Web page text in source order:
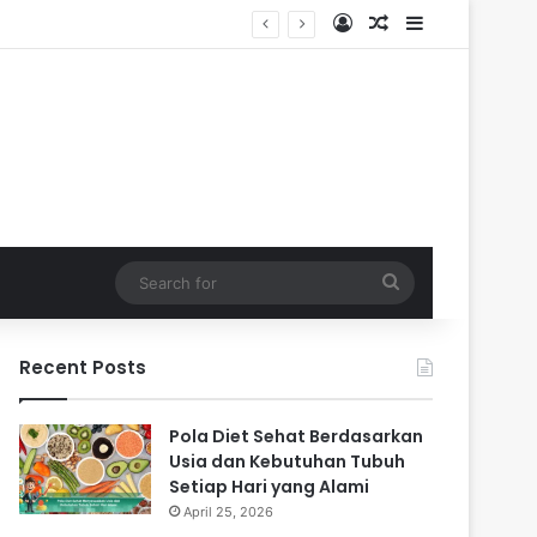
Log InRandom Article
Sidebar
for
Recent Posts
Pola Diet Sehat Berdasarkan
Usia dan Kebutuhan Tubuh
Setiap Hari yang Alami
April 25, 2026